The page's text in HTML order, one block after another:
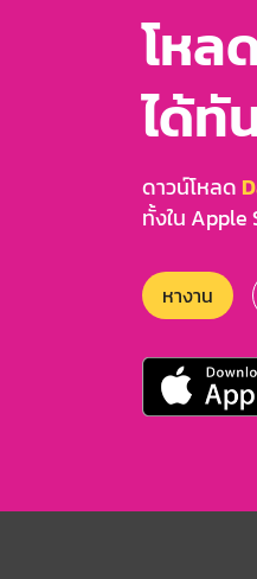
โหล
ได้ทั
ดาวน์โหลด
ทั้งใน Apple
หางาน